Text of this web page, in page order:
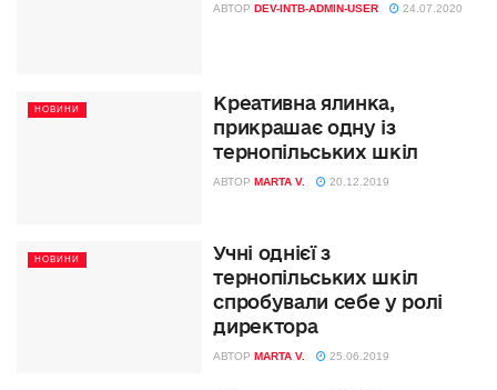
АВТОР DEV-INTB-ADMIN-USER 24.07.2020
НОВИНИ
Креативна ялинка,
прикрашає одну із
тернопільських шкіл
АВТОР MARTA V. 20.12.2019
НОВИНИ
Учні однієї з
тернопільських шкіл
спробували себе у ролі
директора
АВТОР MARTA V. 25.06.2019